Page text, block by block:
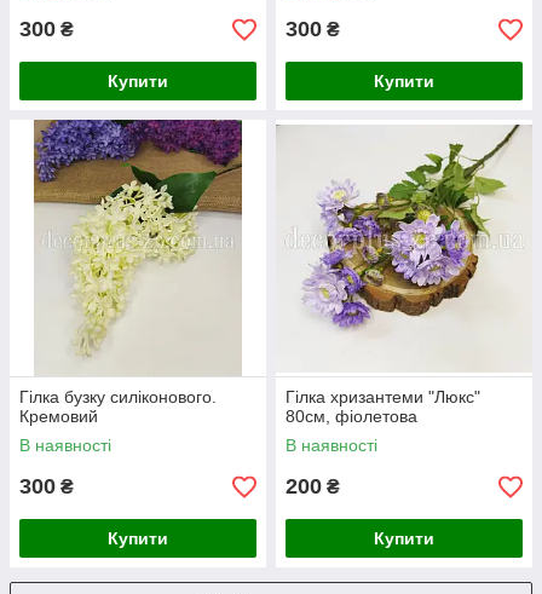
300 ₴
Купити
300 ₴
Купити
Гілка бузку силіконового.
Кремовий
В наявності
300 ₴
Купити
Гілка хризантеми "Люкс"
80см, фіолетова
В наявності
200 ₴
Купити